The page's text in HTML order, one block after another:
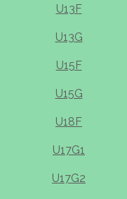
U13F
U13G
U15F
U15G
U18F
U17G1
U17G2